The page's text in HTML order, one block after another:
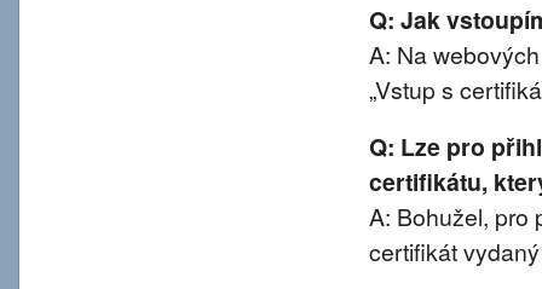
Q: Jak
A: Na
„Vstup s
Q: Lze pro
certifikátu,
A: Bohužel, pro
certifikát